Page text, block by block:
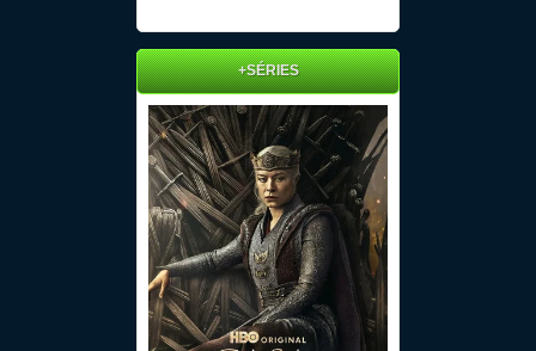
+SÉRIES